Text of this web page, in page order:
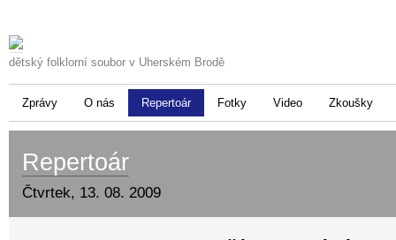
dětský folklorní soubor v Uherském Brodě
Zprávy O nás Repertoár Fotky Video Zkoušky
Repertoár
Čtvrtek, 13. 08. 2009